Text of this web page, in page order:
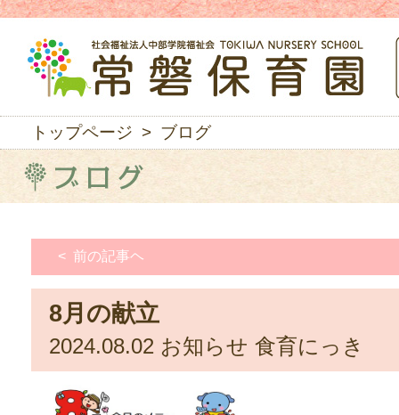
トップページ > ブログ
< 前の記事ヘ
8月の献立
2024.08.02 お知らせ 食育にっき